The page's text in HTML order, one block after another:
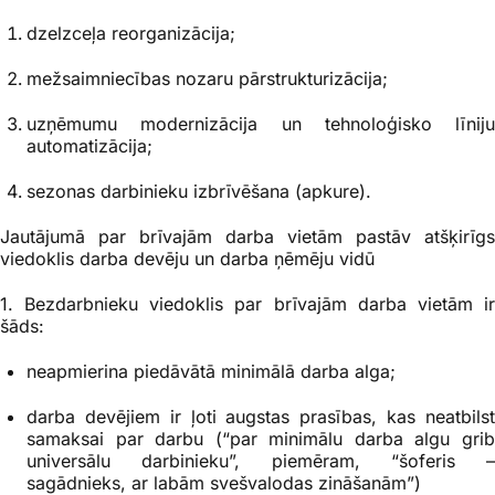
dzelzceļa reorganizācija;
mežsaimniecības nozaru pārstrukturizācija;
uzņēmumu modernizācija un tehnoloģisko līniju
automatizācija;
sezonas darbinieku izbrīvēšana (apkure).
Jautājumā par brīvajām darba vietām pastāv atšķirīgs
viedoklis darba devēju un darba ņēmēju vidū
1. Bezdarbnieku viedoklis par brīvajām darba vietām ir
šāds:
neapmierina piedāvātā minimālā darba alga;
darba devējiem ir ļoti augstas prasības, kas neatbilst
samaksai par darbu (“par minimālu darba algu grib
universālu darbinieku”, piemēram, “šoferis –
sagādnieks, ar labām svešvalodas zināšanām”)